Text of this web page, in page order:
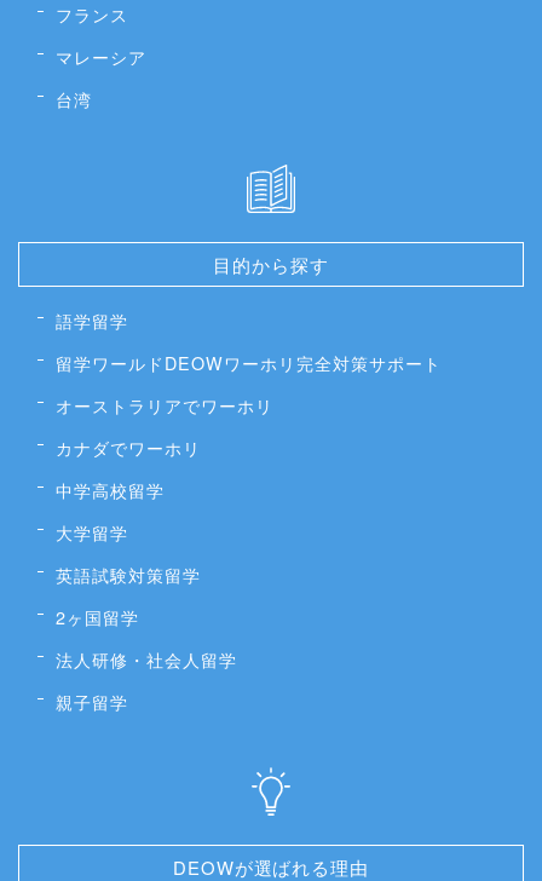
フランス
マレーシア
台湾
目的から探す
語学留学
留学ワールドDEOWワーホリ完全対策サポート
オーストラリアでワーホリ
カナダでワーホリ
中学高校留学
大学留学
英語試験対策留学
2ヶ国留学
法人研修・社会人留学
親子留学
DEOWが選ばれる理由